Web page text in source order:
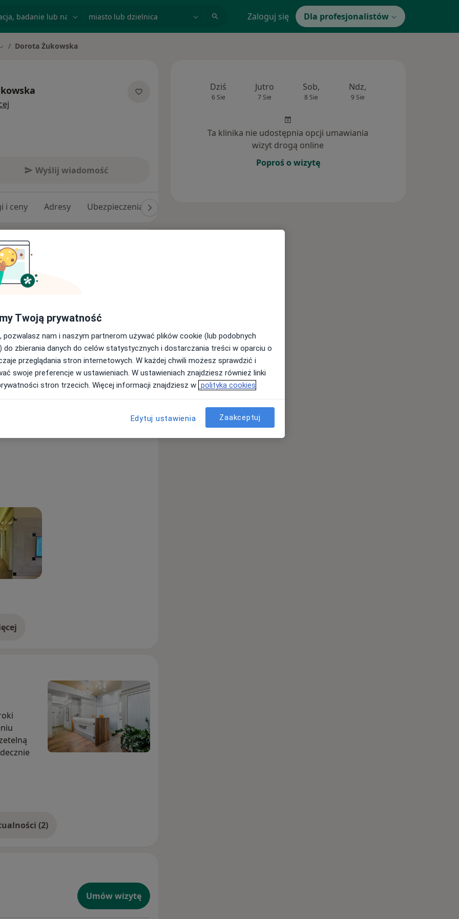
Zaloguj się Dla profesjonalistów
miasto
Dorota Żukowska
Wyślij wiadomość
i ceny Adresy Ubezpieczenia
rekonstrukcyjnej i estetycznej
Zdolności operacyjne z
na licznych stażach,
w Hiszpanii, Grecji, Rosji czy
chirurgii plastycznej i dziecięcej.
roku 1983. Początkowo jako chirurg
niezwykle dużej precyzji
w wieku 18 lat. Specjalizację II
roku. Doktorat obroniłam w roku
kiedy to uzyskałam
Pokaż więcej aktualności (2)
Umów wizytę
Dziś
6 Sie
Jutro
7 Sie
Sob,
8 Sie
Ndz,
9 Sie
Ta klinika nie udostępnia opcji umawiania
wizyt drogą online
Poproś o wizytę
Twoją prywatność
pozwalasz nam i naszym partnerom używać plików cookie (lub podobnych
do zbierania danych do celów statystycznych i dostarczania treści w oparciu o
przeglądania stron internetowych. W każdej chwili możesz sprawdzić i
swoje preferencje w ustawieniach. W ustawieniach znajdziesz również linki
stron trzecich. Więcej informacji znajdziesz w polityka cookies
Edytuj ustawienia Zaakceptuj